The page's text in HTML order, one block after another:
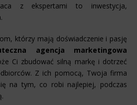
z ekspertami to inwestycja,
którzy mają doświadczenie i pasję
agencja marketingowa
Ci zbudować silną markę i dotrzeć
Z ich pomocą, Twoja firma
na tym, co robi najlepiej, podczas